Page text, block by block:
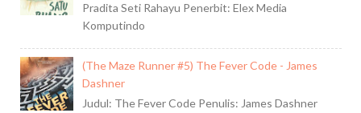
Pradita Seti Rahayu Penerbit: Elex Media
Komputindo
(The Maze Runner #5) The Fever Code - James
Dashner
Judul: The Fever Code Penulis: James Dashner